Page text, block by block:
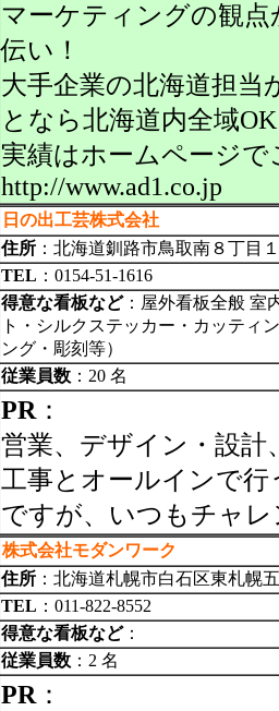
マーケティングの観
伝い！
大手企業の北海道担当
となら北海道内全域
実績はホームページ
http://www.ad1.co.jp
日の出工芸株式会社
住所 ：北海道釧路市鳥取南８丁目
TEL ：0154-51-1616
得意な看板など：屋外看板全般 室
ト・シルクステッカー・カッティ
ング・彫刻等）
従業員数 ：20 名
PR ：
営業、デザイン・設計
工事とオールインで行
ですが、いつもチャ
株式会社モダンワーク
住所 ：北海道札幌市白石区東札幌
TEL ：011-822-8552
得意な看板など：
従業員数 ：2 名
PR ：